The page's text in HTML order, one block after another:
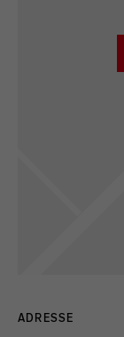
ADRESSE